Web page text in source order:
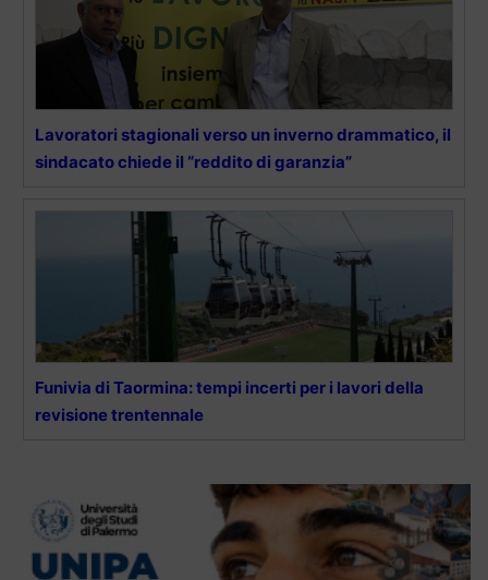
Lavoratori stagionali verso un inverno drammatico, il
sindacato chiede il “reddito di garanzia”
Funivia di Taormina: tempi incerti per i lavori della
revisione trentennale